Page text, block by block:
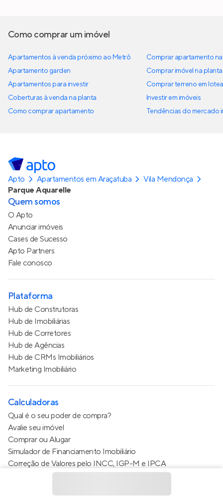
Como comprar um imóvel
Apartamentos à venda próximo ao Metrô
Apartamento garden
Apartamentos para investir
Coberturas à venda na planta
Como comprar apartamento
Comprar apartamento
Comprar imóvel na planta
Comprar terreno em
Investir em imóveis
Tendências do mercado
Apto Apartamentos em Araçatuba
Vila Mendonça
Parque Aquarelle
Quem somos
O Apto
Anunciar imóveis
Cases de Sucesso
Apto Partners
Fale conosco
Plataforma
Hub de Construtoras
Hub de Imobiliárias
Hub de Corretores
Hub de Agências
Hub de CRMs Imobiliários
Marketing Imobiliário
Calculadoras
Qual é o seu poder de compra?
Avalie seu imóvel
Comprar ou Alugar
Simulador de Financiamento Imobiliário
Correção de Valores pelo INCC, IGP-M e IPCA
Estimativa de valor do condomínio